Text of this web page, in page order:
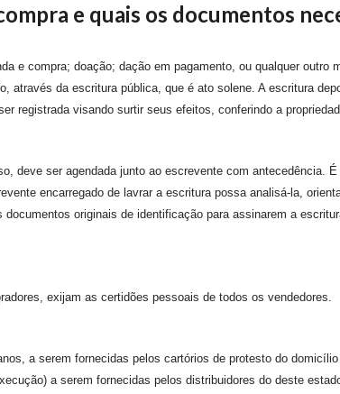
e quais os documentos
e compra; doação; dação em pagamento, ou qualquer
através da escritura pública, que é ato solene. A escritura
registrada visando surtir seus efeitos, conferindo a
deve ser agendada junto ao escrevente com antecedência.
encarregado de lavrar a escritura possa analisá-la,
originais de identificação para assinarem a
exijam as certidões pessoais de todos os vendedores.
a serem fornecidas pelos cartórios de protesto do
a serem fornecidas pelos distribuidores do deste